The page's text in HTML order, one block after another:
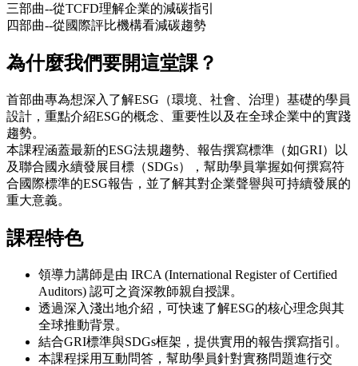
三部曲--從TCFD理解企業的減碳指引
四部曲--從國際評比機構看減碳趨勢
為什麼我們要開這堂課？
首部曲專為想深入了解ESG（環境、社會、治理）基礎的學員
設計，重點介紹ESG的概念、重要性以及在全球企業中的實踐
趨勢。
本課程涵蓋最新的ESG法規趨勢、報告撰寫標準（如GRI）以
及聯合國永續發展目標（SDGs），幫助學員掌握如何撰寫符
合國際標準的ESG報告，並了解其對企業聲譽與可持續發展的
重大意義。
課程特色
領導力講師是由 IRCA (International Register of Certified
Auditors) 認可之資深教師親自授課。
透過深入淺出地介紹，可快速了解ESG的核心理念與其
全球推動背景。
結合GRI標準與SDGs框架，提供實用的報告撰寫指引。
本課程採用互動問答，幫助學員針對實務問題進行交